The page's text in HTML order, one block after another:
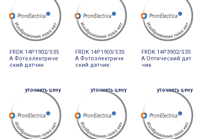
FRDK 14P1902/S35
A Фотоэлектриче
ский датчик
FRDK 14P1903/S35
A Фотоэлектриче
ский датчик
FRDK 14P3902/S35
A Оптический дат
чик
уточнить цену уточнить цену уточнить цену